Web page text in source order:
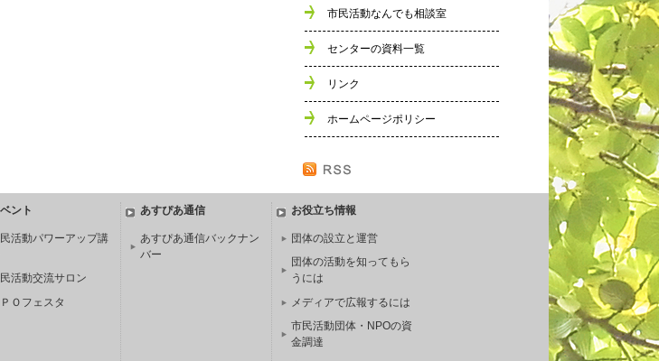
市民活動なんでも相談室
センターの資料一覧
リンク
ホームページポリシー
ント
活動パワーアップ講
活動交流サロン
ＰＯフェスタ
あすぴあ通信
あすぴあ通信バックナン
バー
お役立ち情報
団体の設立と運営
団体の活動を知ってもら
うには
メディアで広報するには
市民活動団体・NPOの資
金調達